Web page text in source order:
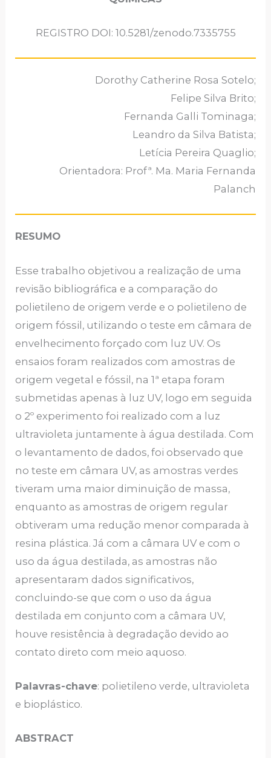
REGISTRO DOI: 10.5281/zenodo.7335755
Dorothy Catherine Rosa Sotelo;
Felipe Silva Brito;
Fernanda Galli Tominaga;
Leandro da Silva Batista;
Letícia Pereira Quaglio;
Orientadora: Profª. Ma. Maria Fernanda
Palanch
RESUMO
Esse trabalho objetivou a realização de uma
revisão bibliográfica e a comparação do
polietileno de origem verde e o polietileno de
origem fóssil, utilizando o teste em câmara de
envelhecimento forçado com luz UV. Os
ensaios foram realizados com amostras de
origem vegetal e fóssil, na 1ª etapa foram
submetidas apenas à luz UV, logo em seguida
o 2º experimento foi realizado com a luz
ultravioleta juntamente à água destilada. Com
o levantamento de dados, foi observado que
no teste em câmara UV, as amostras verdes
tiveram uma maior diminuição de massa,
enquanto as amostras de origem regular
obtiveram uma redução menor comparada à
resina plástica. Já com a câmara UV e com o
uso da água destilada, as amostras não
apresentaram dados significativos,
concluindo-se que com o uso da água
destilada em conjunto com a câmara UV,
houve resistência à degradação devido ao
contato direto com meio aquoso.
Palavras-chave: polietileno verde, ultravioleta
e bioplástico.
ABSTRACT